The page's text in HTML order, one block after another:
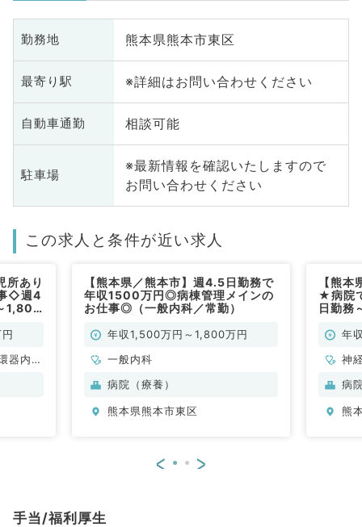
勤務地 熊本県熊本市東区
最寄り駅 ※詳細はお問い合わせください
自動車通勤 相談可能
駐車場
※最新情報を確認いたしますので
お問い合わせください
この求人と条件が近い求人
所あり
◇週4
1,800
器内
【熊本県／熊本市】週4.5日勤務で
年収1500万円◎病棟管理メインの
お仕事◎（一般内科／常勤）
年収1,500万円～1,800万円
一般内科
病院（療養）
熊本県熊本市東区
【熊
★病院
日勤務
年
神
科
内
病
熊
< >
手当/福利厚生